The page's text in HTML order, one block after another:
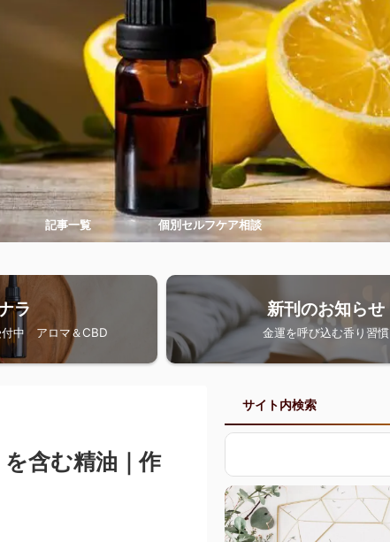
記事一覧 個別セルフケア相談
ラ
付中 アロマ＆CBD
新刊のお知らせ
金運を呼び込む香り習慣
含む精油｜作
サイト内検索